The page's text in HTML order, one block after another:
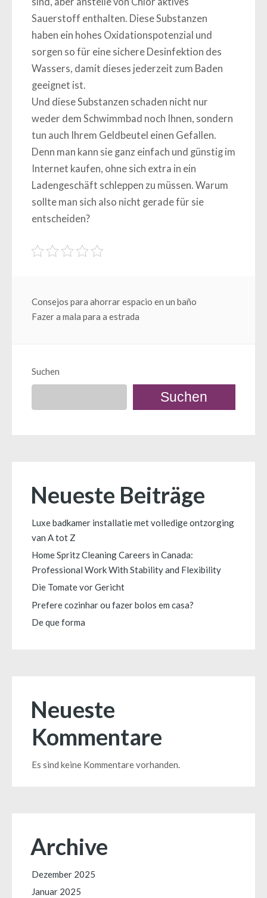
Sauerstoff enthalten. Diese Substanzen
haben ein hohes Oxidationspotenzial und
sorgen so für eine sichere Desinfektion des
Wassers, damit dieses jederzeit zum Baden
geeignet ist.
Und diese Substanzen schaden nicht nur
weder dem Schwimmbad noch Ihnen, sondern
tun auch Ihrem Geldbeutel einen Gefallen.
Denn man kann sie ganz einfach und günstig im
Internet kaufen, ohne sich extra in ein
Ladengeschäft schleppen zu müssen. Warum
sollte man sich also nicht gerade für sie
entscheiden?
Beitragsnavigation
Consejos para ahorrar espacio en un baño
Fazer a mala para a estrada
Suchen
Suchen
Neueste Beiträge
Luxe badkamer installatie met volledige ontzorging
van A tot Z
Home Spritz Cleaning Careers in Canada:
Professional Work With Stability and Flexibility
Die Tomate vor Gericht
Prefere cozinhar ou fazer bolos em casa?
De que forma
Neueste
Kommentare
Es sind keine Kommentare vorhanden.
Archive
Dezember 2025
Januar 2025